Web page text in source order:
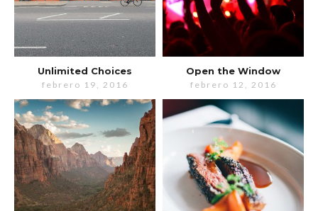
Unlimited Choices
febrero 19, 2016
Open the Window
febrero 12, 2016